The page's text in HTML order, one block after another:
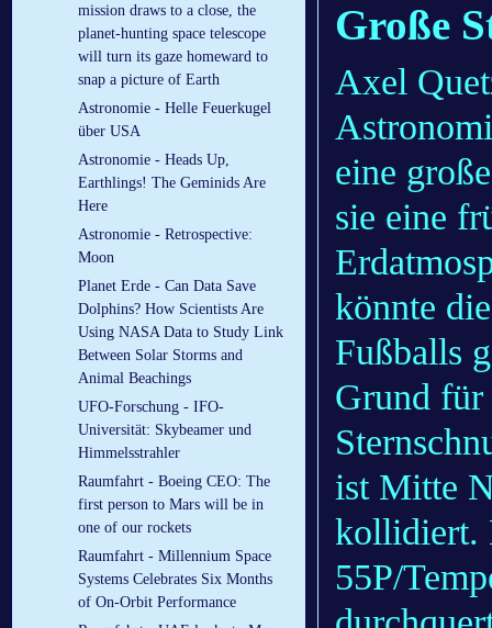
mission draws to a close, the
planet-hunting space telescope
will turn its gaze homeward to
snap a picture of Earth
Astronomie - Helle Feuerkugel
über USA
Astronomie - Heads Up,
Earthlings! The Geminids Are
Here
Astronomie - Retrospective:
Moon
Planet Erde - Can Data Save
Dolphins? How Scientists Are
Using NASA Data to Study Link
Between Solar Storms and
Animal Beachings
UFO-Forschung - IFO-
Universität: Skybeamer und
Himmelsstrahler
Raumfahrt - Boeing CEO: The
first person to Mars will be in
one of our rockets
Raumfahrt - Millennium Space
Systems Celebrates Six Months
of On-Orbit Performance
Große
Axel
eine
sie eine
könnte
Fußballs
Grund für
ist Mitte
kollidiert.
55P/